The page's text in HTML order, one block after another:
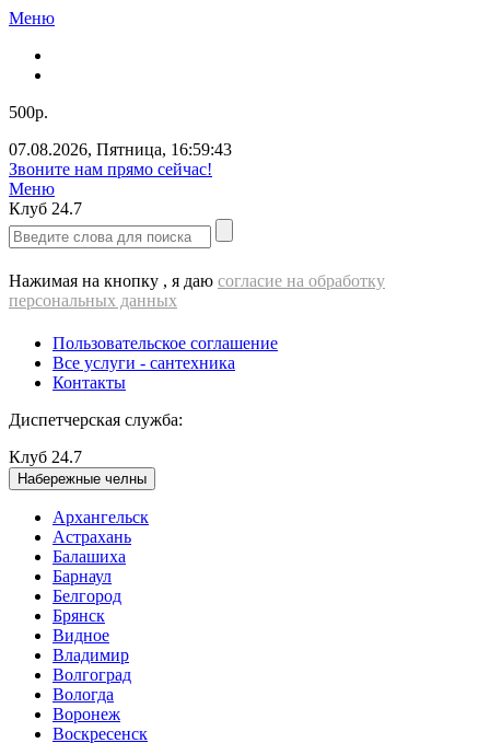
Меню
500р.
07.08.2026, Пятница, 16:59:43
Звоните нам прямо сейчас!
Меню
Клуб 24.7
Нажимая на кнопку , я даю согласие на обработку
персональных данных
Пользовательское соглашение
Все услуги - cантехника
Контакты
Диспетчерская служба:
Клуб 24.7
Набережные челны
Архангельск
Астрахань
Балашиха
Барнаул
Белгород
Брянск
Видное
Владимир
Волгоград
Вологда
Воронеж
Воскресенск